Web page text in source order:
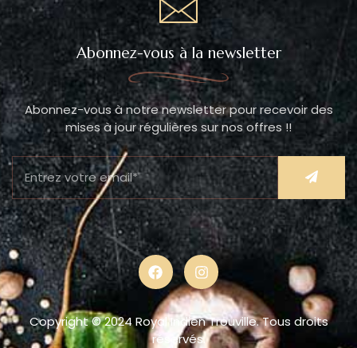
Abonnez-vous à la newsletter
Abonnez-vous à notre newsletter pour recevoir des
mises à jour régulières sur nos offres !!
Copyright © 2024 Royal Indien Trouville. Tous droits
réservés.